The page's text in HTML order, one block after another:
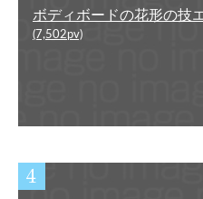
ボディボードの花形の技
(7,502pv)